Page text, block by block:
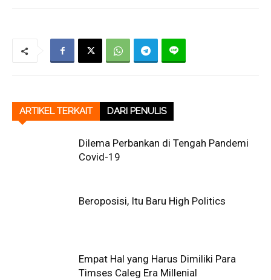
ARTIKEL TERKAIT DARI PENULIS
Dilema Perbankan di Tengah Pandemi
Covid-19
Beroposisi, Itu Baru High Politics
Empat Hal yang Harus Dimiliki Para
Timses Caleg Era Millenial